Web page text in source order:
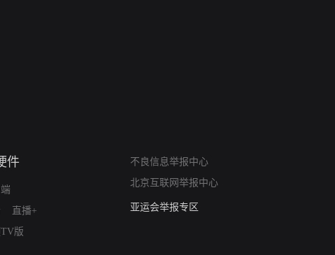
件
直播+
版
不良信息举报中心
北京互联网举报中心
算法推荐专项举报
亚运会举报专区